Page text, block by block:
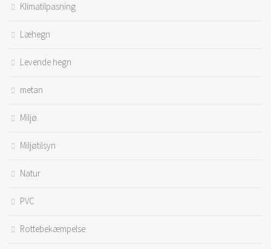
Klimatilpasning
Læhegn
Levende hegn
metan
Miljø
Miljøtilsyn
Natur
PVC
Rottebekæmpelse